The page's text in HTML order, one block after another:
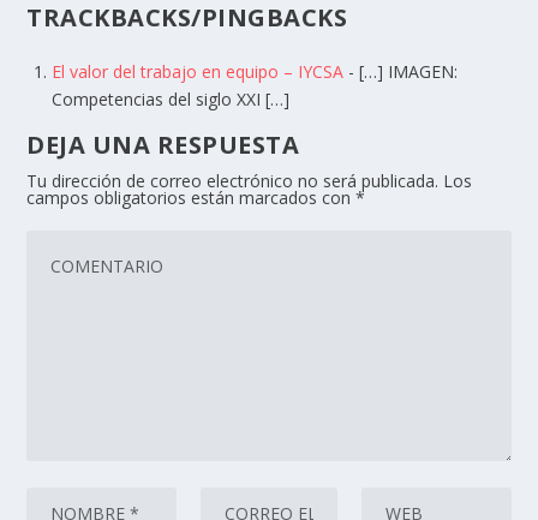
TRACKBACKS/PINGBACKS
El valor del trabajo en equipo – IYCSA - […] IMAGEN:
Competencias del siglo XXI […]
DEJA UNA RESPUESTA
Tu dirección de correo electrónico no será publicada. Los
campos obligatorios están marcados con*